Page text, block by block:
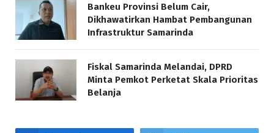
Bankeu Provinsi Belum Cair,
Dikhawatirkan Hambat Pembangunan
Infrastruktur Samarinda
Fiskal Samarinda Melandai, DPRD
Minta Pemkot Perketat Skala Prioritas
Belanja